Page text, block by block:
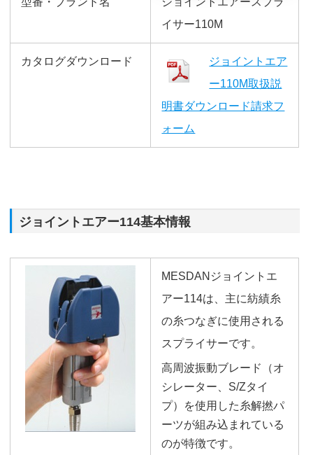
イサー110M
カタログダウンロード
ジョイントエア
ー110M取扱説
明書ダウンロード請求フ
ォーム
ジョイントエアー114基本情報
MESDANジョイントエ
アー114は、主に紡績糸
の糸つなぎに使用される
スプライサーです。
高周波振動ブレード（オ
シレーター、S/Zタイ
プ）を使用した糸解撚パ
ーツが組み込まれている
のが特徴です。